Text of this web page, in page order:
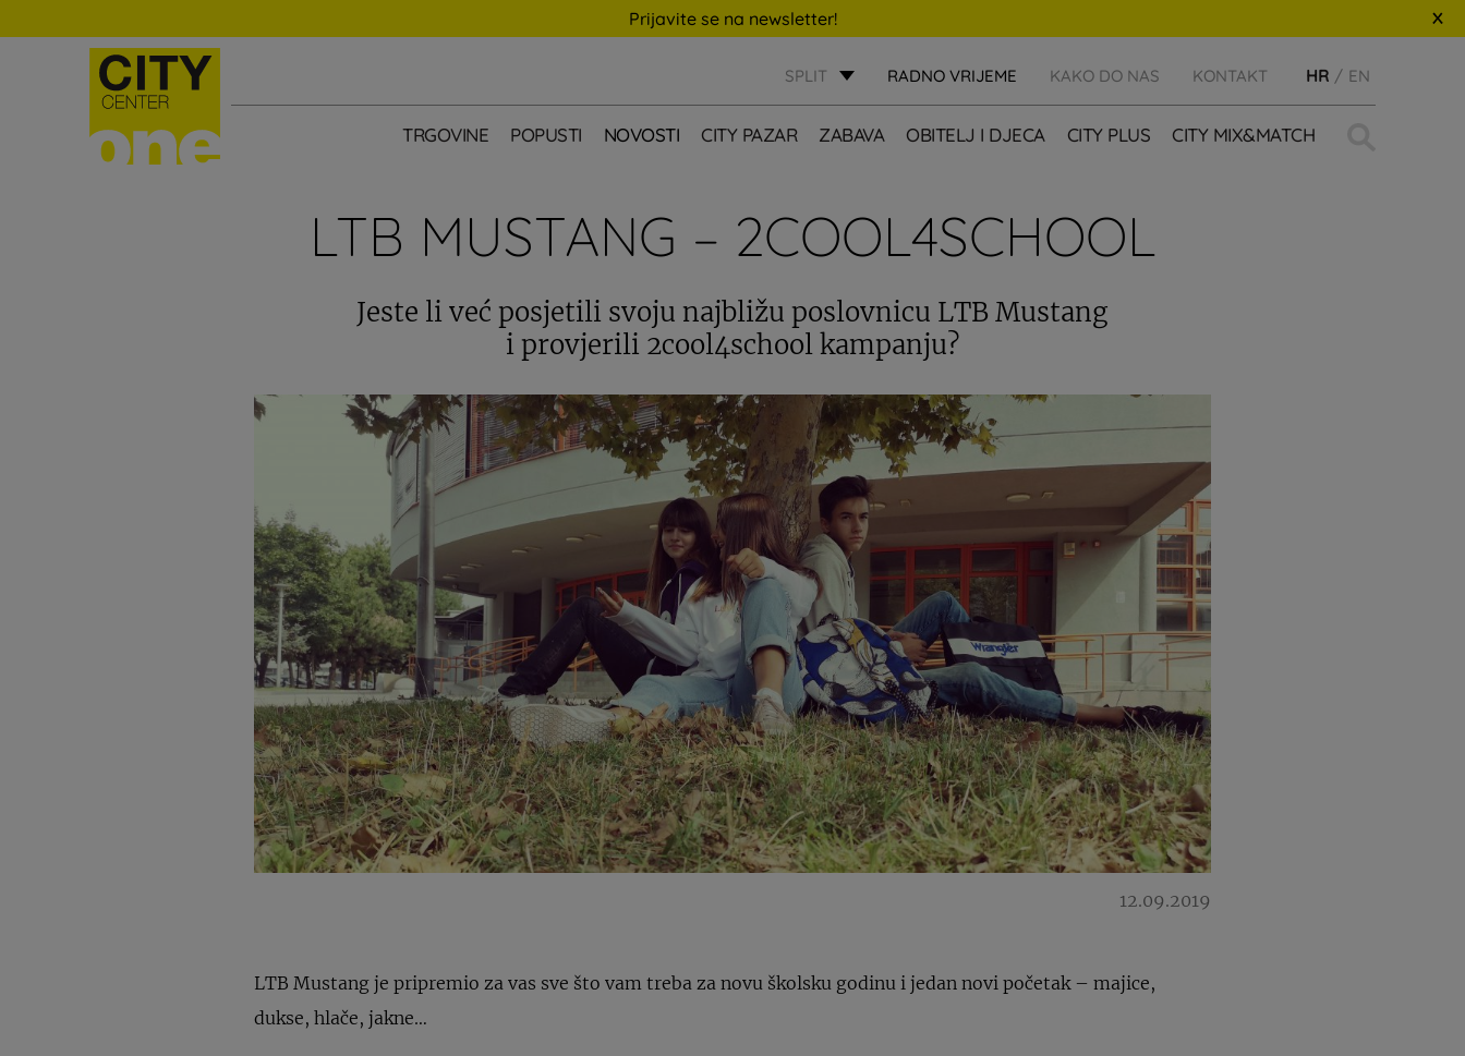
Prijavite se na newsletter!
SPLIT RADNO VRIJEME KAKO DO NAS KONTAKT HR EN
TRGOVINE POPUSTI NOVOSTI CITY PAZAR ZABAVA OBITELJ I DJECA CITY PLUS CITY MIX&MATCH
LTB MUSTANG – 2COOL4SCHOOL
Jeste li već posjetili svoju najbližu poslovnicu LTB Mustang
i provjerili 2cool4school kampanju?
12.09.2019
LTB Mustang je pripremio za vas sve što vam treba za novu školsku godinu i jedan novi početak – majice,
dukse, hlače, jakne…